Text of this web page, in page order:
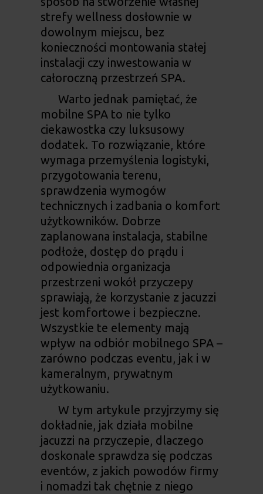
strefy wellness dosłownie w
dowolnym miejscu, bez
konieczności montowania stałej
instalacji czy inwestowania w
całoroczną przestrzeń SPA.
Warto jednak pamiętać, że
mobilne SPA to nie tylko
ciekawostka czy luksusowy
dodatek. To rozwiązanie, które
wymaga przemyślenia logistyki,
przygotowania terenu,
sprawdzenia wymogów
technicznych i zadbania o komfort
użytkowników. Dobrze
zaplanowana instalacja, stabilne
podłoże, dostęp do prądu i
odpowiednia organizacja
przestrzeni wokół przyczepy
sprawiają, że korzystanie z jacuzzi
jest komfortowe i bezpieczne.
Wszystkie te elementy mają
wpływ na odbiór mobilnego SPA –
zarówno podczas eventu, jak i w
kameralnym, prywatnym
użytkowaniu.
W tym artykule przyjrzymy się
dokładnie, jak działa mobilne
jacuzzi na przyczepie, dlaczego
doskonale sprawdza się podczas
eventów, z jakich powodów firmy
i nomadzi tak chętnie z niego